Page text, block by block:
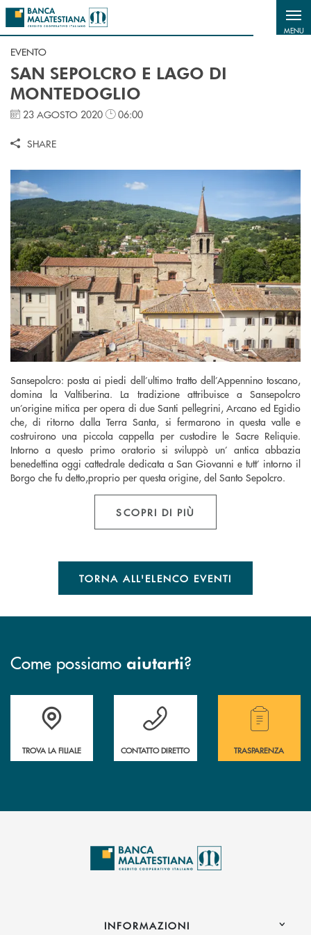
Salta al contenuto principale
MENU
EVENTO
SAN SEPOLCRO E LAGO DI
MONTEDOGLIO
23 AGOSTO 2020 06:00
SHARE
Sansepolcro: posta ai piedi dell’ultimo tratto dell’Appennino toscano,
domina la Valtiberina. La tradizione attribuisce a Sansepolcro
un’origine mitica per opera di due Santi pellegrini, Arcano ed Egidio
che, di ritorno dalla Terra Santa, si fermarono in questa valle e
costruirono una piccola cappella per custodire le Sacre Reliquie.
Intorno a questo primo oratorio si sviluppò un’ antica abbazia
benedettina oggi cattedrale dedicata a San Giovanni e tutt’ intorno il
Borgo che fu detto,proprio per questa origine, del Santo Sepolcro.
SCOPRI DI PIÙ
TORNA ALL'ELENCO EVENTI
Come possiamo aiutarti?
Trova la filiale più vicina a te.
TROVA LA FILIALE
Hai bisogno di assistenza ?&nbsp;
CONTATTO DIRETTO
Hai bisogno di
TRASPARENZA
INFORMAZIONI